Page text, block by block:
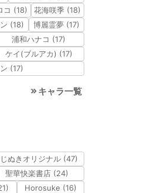
コ (18)
花海咲季 (18)
(18)
博麗霊夢 (17)
浦和ハナコ (17)
ケイ(ブルアカ) (17)
(17)
キャラ一覧
ぬきオリジナル (47)
聖華快楽書店 (24)
Horosuke (16)